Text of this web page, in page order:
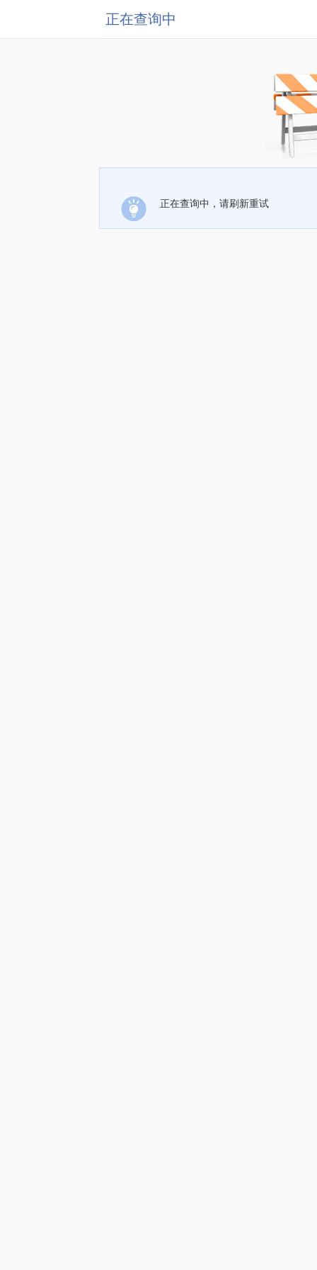
正在查询中
正在查询中，请刷新重试